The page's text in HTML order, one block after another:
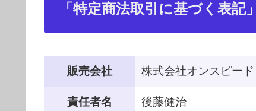
「特定商法取引に基づく表記」
販売会社 株式会社オンスピード
責任者名 後藤健治